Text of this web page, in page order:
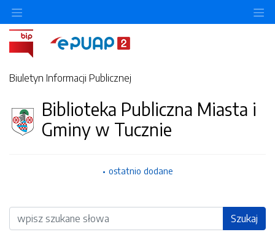
Biuletyn Informacji Publicznej
Biblioteka Publiczna Miasta i
Gminy w Tucznie
ostatnio dodane
Wyszukiwarka Szukaj